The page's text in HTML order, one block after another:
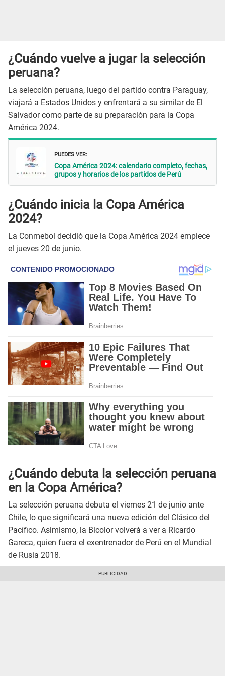
¿Cuándo vuelve a jugar la selección
peruana?
La selección peruana, luego del partido contra Paraguay,
viajará a Estados Unidos y enfrentará a su similar de El
Salvador como parte de su preparación para la Copa
América 2024.
PUEDES VER:
Copa América 2024: calendario completo, fechas,
grupos y horarios de los partidos de Perú
¿Cuándo inicia la Copa América
2024?
La Conmebol decidió que la Copa América 2024 empiece
el jueves 20 de junio.
¿Cuándo debuta la selección peruana
en la Copa América?
La selección peruana debuta el viernes 21 de junio ante
Chile, lo que significará una nueva edición del Clásico del
Pacífico. Asimismo, la Bicolor volverá a ver a Ricardo
Gareca, quien fuera el exentrenador de Perú en el Mundial
de Rusia 2018.